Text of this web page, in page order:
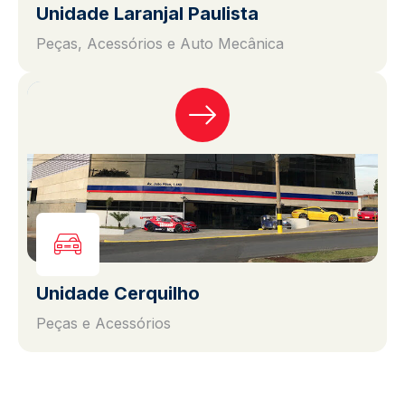
Unidade Laranjal Paulista
Peças, Acessórios e Auto Mecânica
Unidade Cerquilho
Peças e Acessórios